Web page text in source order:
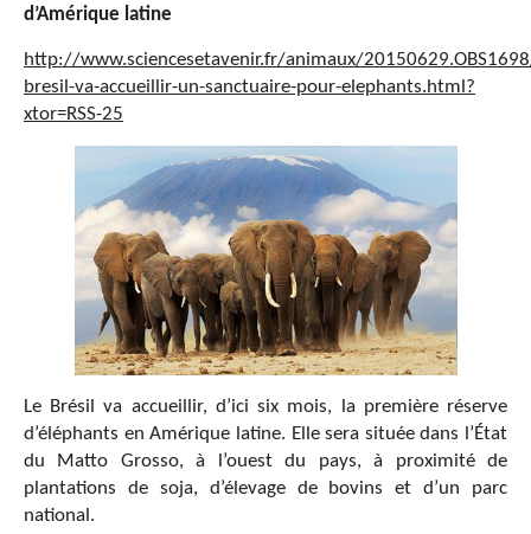
d’Amérique latine
http://www.sciencesetavenir.fr/animaux/
bresil-va-accueillir-un-sanctuaire-pour-elephants.html?
xtor=RSS-25
Le Brésil va accueillir, d’ici six mois, la première réserve
d’éléphants en Amérique latine. Elle sera située dans l’État
du Matto Grosso, à l’ouest du pays, à proximité de
plantations de soja, d’élevage de bovins et d’un parc
national.